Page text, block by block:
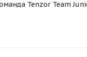
Tenzor Team